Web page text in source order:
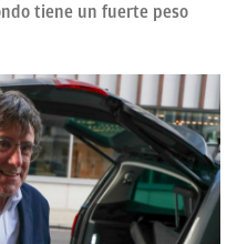
tiene un fuerte peso